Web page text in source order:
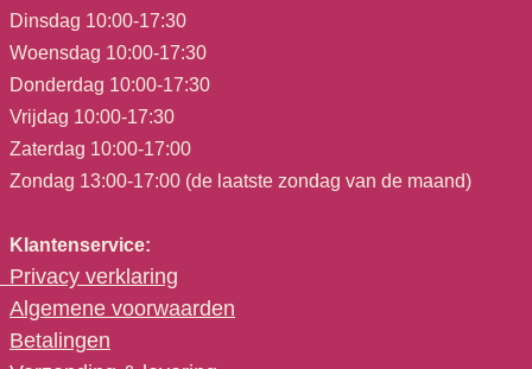
Dinsdag 10:00-17:30
Woensdag 10:00-17:30
Donderdag 10:00-17:30
Vrijdag 10:00-17:30
Zaterdag 10:00-17:00
Zondag 13:00-17:00 (de laatste zondag van de maand)
Klantenservice:
Privacy verklaring
Algemene voorwaarden
Betalingen